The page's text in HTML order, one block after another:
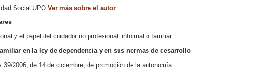
Social UPOVer más sobre el autor
y el papel del cuidador no profesional, informal o familiar
en la ley de dependencia y en sus normas de desarrollo
2006, de 14 de diciembre, de promoción de la autonomía